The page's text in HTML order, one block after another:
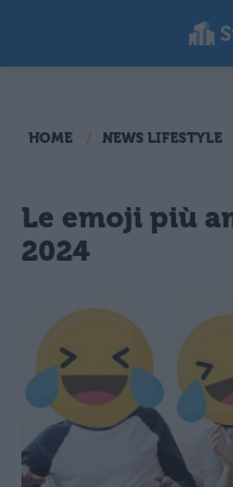
HOME NEWS LIFESTYLE
Le emoji più
2024